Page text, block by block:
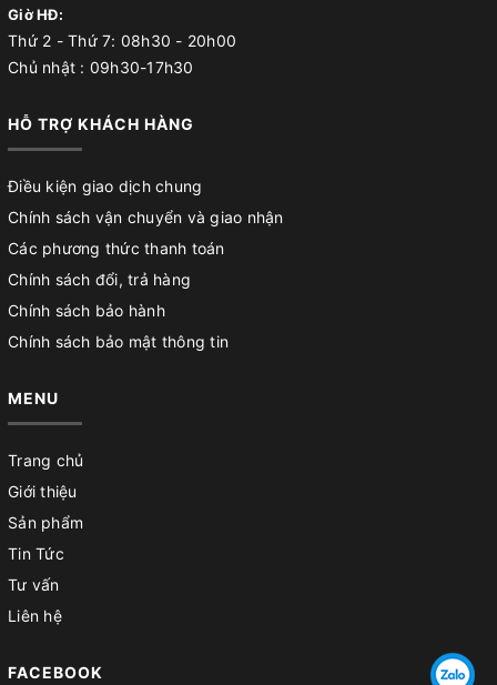
Giờ HĐ:
Thứ 2 - Thứ 7: 08h30 - 20h00
Chủ nhật : 09h30-17h30
HỖ TRỢ KHÁCH HÀNG
Điều kiện giao dịch chung
Chính sách vận chuyển và giao nhận
Các phương thức thanh toán
Chính sách đổi, trả hàng
Chính sách bảo hành
Chính sách bảo mật thông tin
MENU
Trang chủ
Giới thiệu
Sản phẩm
Tin Tức
Tư vấn
Liên hệ
FACEBOOK